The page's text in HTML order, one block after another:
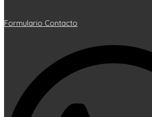
Formulario Contacto